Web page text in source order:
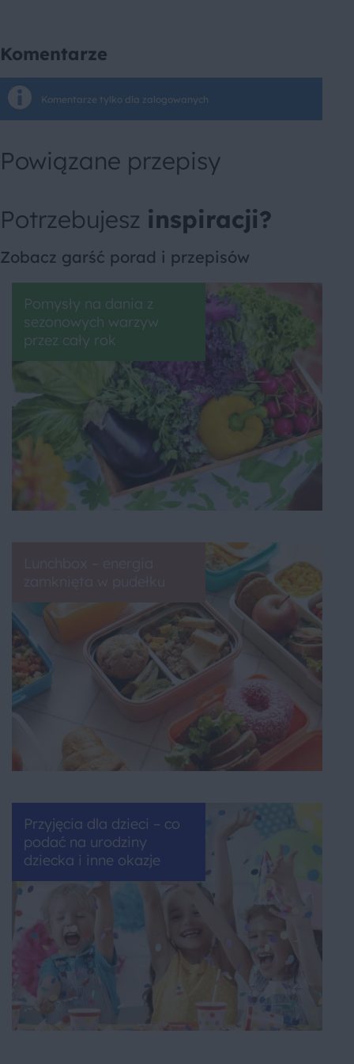
Komentarze
Komentarze tylko dla zalogowanych
Powiązane przepisy
Potrzebujesz inspiracji?
Zobacz garść porad i przepisów
Pomysły na dania z
sezonowych warzyw
przez cały rok
Przyjęcia dla dzieci – co
podać na urodziny
dziecka i inne okazje